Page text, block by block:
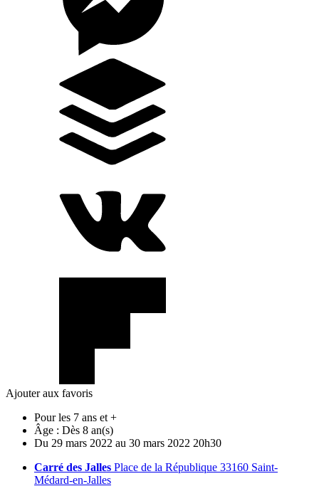
Ajouter aux favoris
Pour les 7 ans et +
Âge : Dès 8 an(s)
Du 29 mars 2022 au 30 mars 2022 20h30
Carré des Jalles Place de la République 33160 Saint-
Médard-en-Jalles